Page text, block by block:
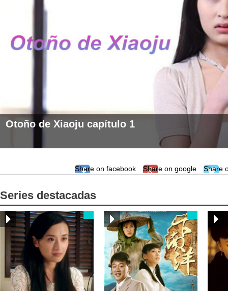
Otoño de Xiaoju capítulo 1
Share on facebook Share on google Share
Series destacadas